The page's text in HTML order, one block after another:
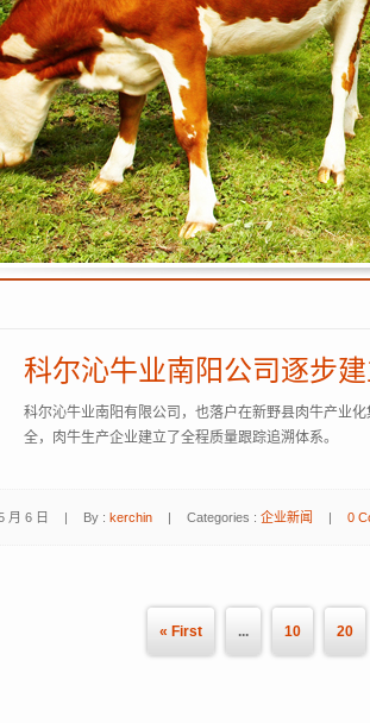
科尔沁牛业南阳公司逐步
科尔沁牛业南阳有限公司，也落户在新野县肉牛产业
全，肉牛生产企业建立了全程质量跟踪追溯体系。
月 6 日 | By : kerchin | Categories : 企业新闻 | 0
« First ... 10 20